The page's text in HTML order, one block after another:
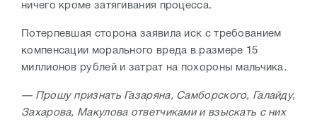
ничего кроме затягивания процесса.
Потерпевшая сторона заявила иск с требованием
компенсации морального вреда в размере 15
миллионов рублей и затрат на похороны мальчика.
— Прошу признать Газаряна, Самборского, Галайду,
Захарова, Макулова ответчиками и взыскать с них